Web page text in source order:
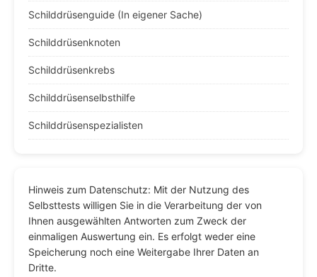
Schilddrüsenguide (In eigener Sache)
Schilddrüsenknoten
Schilddrüsenkrebs
Schilddrüsenselbsthilfe
Schilddrüsenspezialisten
Hinweis zum Datenschutz: Mit der Nutzung des
Selbsttests willigen Sie in die Verarbeitung der von
Ihnen ausgewählten Antworten zum Zweck der
einmaligen Auswertung ein. Es erfolgt weder eine
Speicherung noch eine Weitergabe Ihrer Daten an
Dritte.